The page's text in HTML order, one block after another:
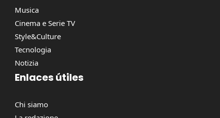
Musica
Cinema e Serie TV
Style&Culture
Tecnologia
Notizia
Enlaces útiles
Chi siamo